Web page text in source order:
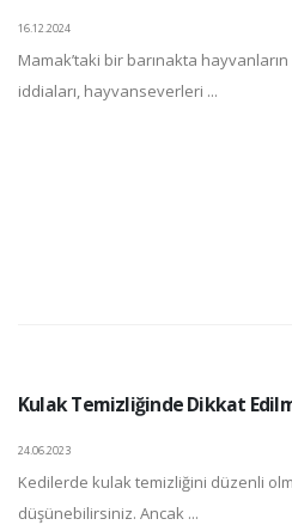
16.12.2024
Mamak’taki bir barınakta
iddiaları, hayvanseverleri ...
Kulak Temizliğinde Dikkat
24.06.2023
Kedilerde kulak temizliğini düzenli
düşünebilirsiniz. Ancak ...